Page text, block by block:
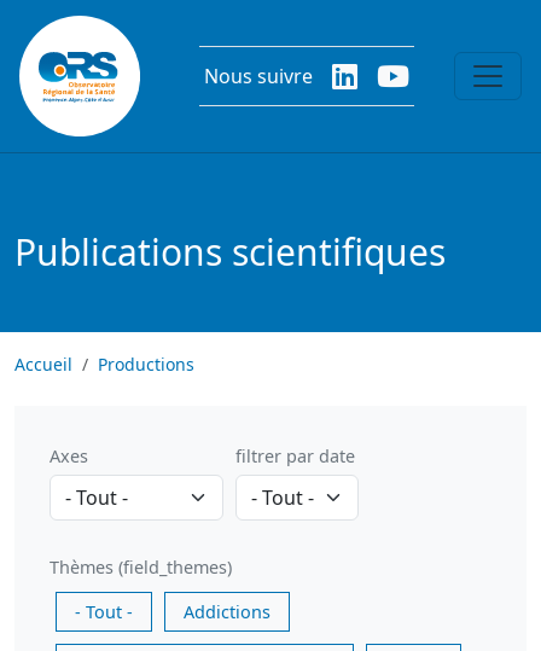
Aller au contenu principal
Nous suivre
Publications scientifiques
Accueil Productions
Axes filtrer par date
Thèmes (field_themes)
- Tout -
Addictions